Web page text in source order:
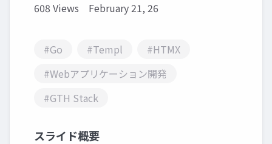
608 Views February 21, 26
#Go #Templ
#HTMX
#Webアプリケーション開発
#GTH Stack
スライド概要